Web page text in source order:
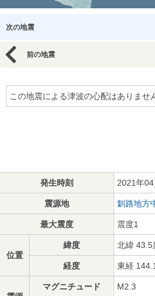
次の地震
前の地震
この地震による津波の心配はありませ
発生時刻 2021年
震源地 釧路地方
最大震度 震度1
位置
緯度 北緯 43.5
経度 東経
マグニチュード M2.3